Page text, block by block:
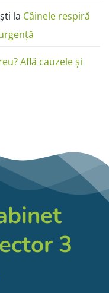
la Câinele respiră
Află cauzele și
3